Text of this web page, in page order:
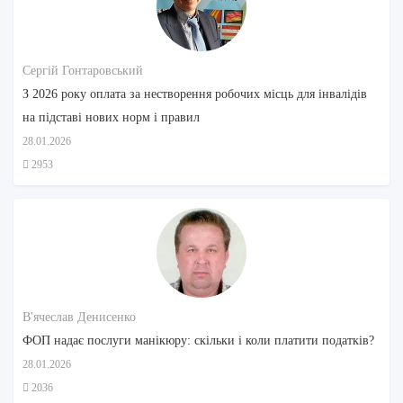
Сергій Гонтаровський
З 2026 року оплата за нестворення робочих місць для інвалідів
на підставі нових норм і правил
28.01.2026
2953
В'ячеслав Денисенко
ФОП надає послуги манікюру: скільки і коли платити податків?
28.01.2026
2036